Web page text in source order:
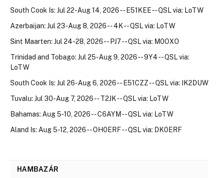
South Cook Is: Jul 22-Aug 14, 2026 -- E51KEE -- QSL via: LoTW
Azerbaijan: Jul 23-Aug 8, 2026 -- 4K -- QSL via: LoTW
Sint Maarten: Jul 24-28, 2026 -- PJ7 -- QSL via: M0OXO
Trinidad and Tobago: Jul 25-Aug 9, 2026 -- 9Y4 -- QSL via:
LoTW
South Cook Is: Jul 26-Aug 6, 2026 -- E51CZZ -- QSL via: IK2DUW
Tuvalu: Jul 30-Aug 7, 2026 -- T2JK -- QSL via: LoTW
Bahamas: Aug 5-10, 2026 -- C6AYM -- QSL via: LoTW
Aland Is: Aug 5-12, 2026 -- OH0ERF -- QSL via: DK0ERF
HAMBAZÁR